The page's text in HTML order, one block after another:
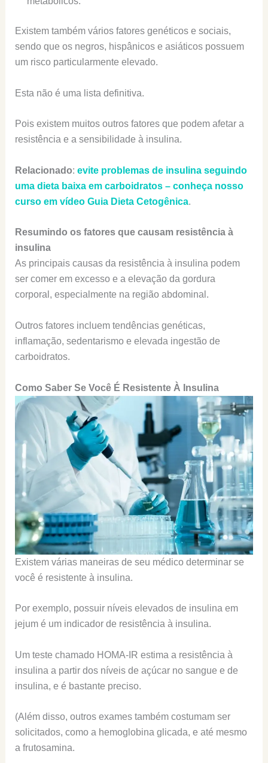
Existem também vários fatores genéticos e sociais,
sendo que os negros, hispânicos e asiáticos possuem
um risco particularmente elevado.
Esta não é uma lista definitiva.
Pois existem muitos outros fatores que podem afetar a
resistência e a sensibilidade à insulina.
Relacionado: evite problemas de insulina seguindo
uma dieta baixa em carboidratos – conheça nosso
curso em vídeo Guia Dieta Cetogênica.
Resumindo os fatores que causam resistência à
insulina
As principais causas da resistência à insulina podem
ser comer em excesso e a elevação da gordura
corporal, especialmente na região abdominal.
Outros fatores incluem tendências genéticas,
inflamação, sedentarismo e elevada ingestão de
carboidratos.
Como Saber Se Você É Resistente À Insulina
Existem várias maneiras de seu médico determinar se
você é resistente à insulina.
Por exemplo, possuir níveis elevados de insulina em
jejum é um indicador de resistência à insulina.
Um teste chamado HOMA-IR estima a resistência à
insulina a partir dos níveis de açúcar no sangue e de
insulina, e é bastante preciso.
(Além disso, outros exames também costumam ser
solicitados, como a hemoglobina glicada, e até mesmo
a frutosamina.